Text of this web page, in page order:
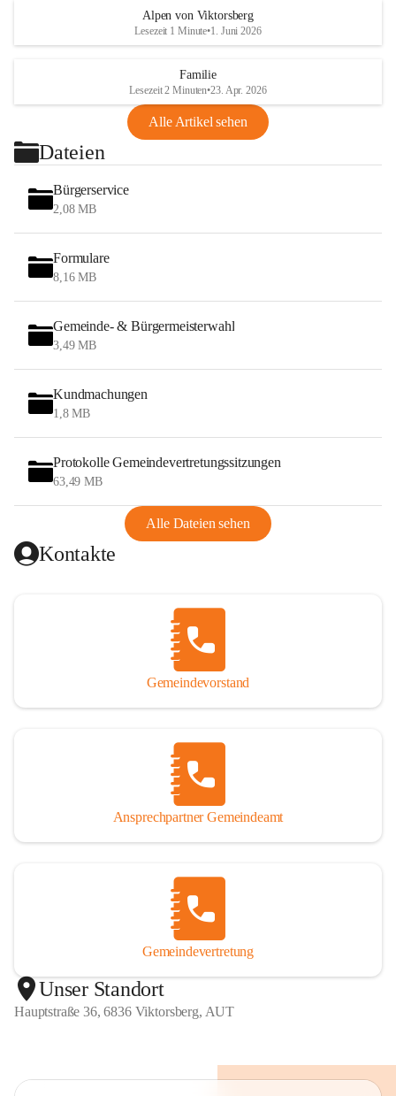
Alpen von Viktorsberg
Lesezeit 1 Minute•1. Juni 2026
Familie
Lesezeit 2 Minuten•23. Apr. 2026
Alle Artikel sehen
Dateien
Bürgerservice
2,08 MB
Formulare
8,16 MB
Gemeinde- & Bürgermeisterwahl
3,49 MB
Kundmachungen
1,8 MB
Protokolle Gemeindevertretungssitzungen
63,49 MB
Alle Dateien sehen
Kontakte
Gemeindevorstand
Ansprechpartner Gemeindeamt
Gemeindevertretung
Unser Standort
Hauptstraße 36, 6836 Viktorsberg, AUT